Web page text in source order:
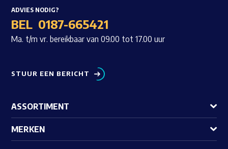
ADVIES NODIG?
BEL 0187-665421
Ma. t/m vr. bereikbaar van 09.00 tot 17.00 uur
STUUR EEN BERICHT
ASSORTIMENT
MERKEN